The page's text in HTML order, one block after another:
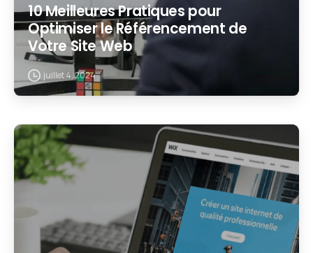
10 Meilleures Pratiques pour
Optimiser le Référencement de
Votre Site Web
juillet 4, 2024
2